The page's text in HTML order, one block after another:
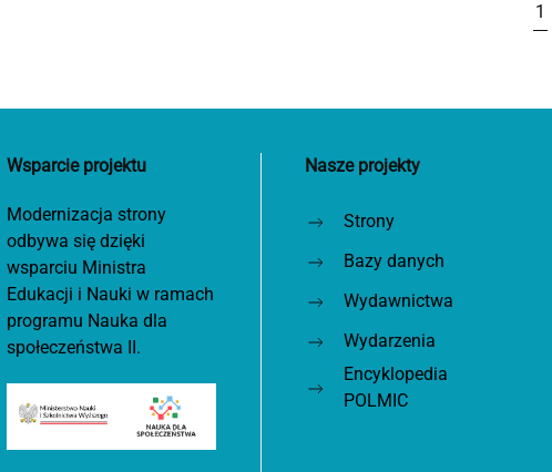
1
Wsparcie projektu
Modernizacja strony
odbywa się dzięki
wsparciu Ministra
Edukacji i Nauki w ramach
programu Nauka dla
społeczeństwa II.
Nasze projekty
Strony
Bazy danych
Wydawnictwa
Wydarzenia
Encyklopedia
POLMIC